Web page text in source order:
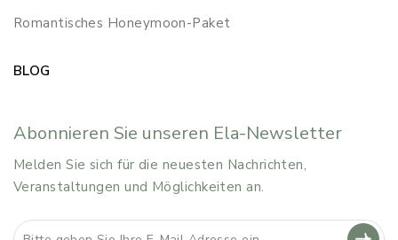
Romantisches Honeymoon-Paket
BLOG
Abonnieren Sie unseren Ela-Newsletter
Melden Sie sich für die neuesten Nachrichten,
Veranstaltungen und Möglichkeiten an.